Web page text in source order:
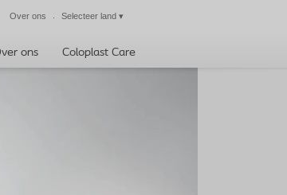
Sluiten
Over ons Selecteer land ▾
ons Coloplast Care